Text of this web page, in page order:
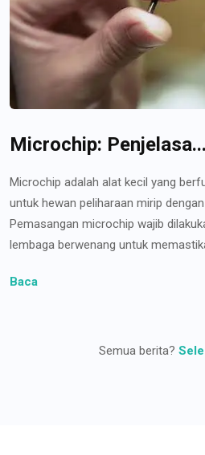
Microchip: Penjelasa...
Microchip adalah alat kecil yang
untuk hewan peliharaan mirip
Pemasangan microchip wajib
lembaga berwenang untuk
Baca
Semua berita?